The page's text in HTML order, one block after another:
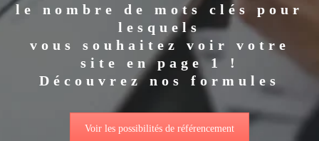
le nombre de mots clés pour
lesquels
vous souhaitez voir votre
site en page 1 !
Découvrez nos formules
Voir les possibilités de référencement